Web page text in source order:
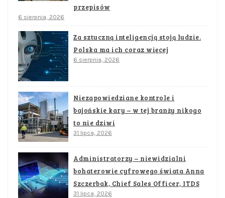
przepisów
6 sierpnia, 2026
Za sztuczną inteligencją stoją ludzie.
Polska ma ich coraz więcej
6 sierpnia, 2026
Niezapowiedziane kontrole i
bajońskie kary – w tej branży nikogo
to nie dziwi
31 lipca, 2026
Administratorzy – niewidzialni
bohaterowie cyfrowego świata Anna
Szczerbak, Chief Sales Officer, ITDS
31 lipca, 2026